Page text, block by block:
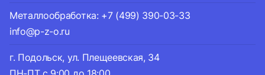
Металлообработка: +7 (499) 390-03-33
info@p-z-o.ru
г. Подольск, ул. Плещеевская, 34